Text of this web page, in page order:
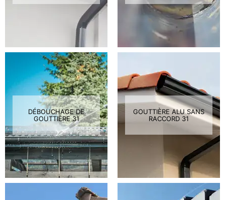
DÉBOUCHAGE DE
GOUTTIÈRE 31
GOUTTIÈRE ALU SANS
RACCORD 31